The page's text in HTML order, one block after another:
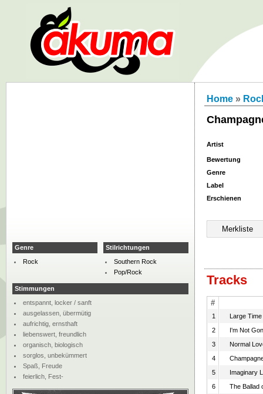
Home »
Artist
Bewertung
Genre
Label
Erschienen
Tracks
#
1
Large Time
2
I'm Not
3
Normal
4
5
Imaginary
6
The Ballad
Genre
Rock
Stilrichtungen
Southern Rock
Pop/Rock
Stimmungen
entspannt, locker / sanft
ausgelassen, übermütig
aufrichtig, ernsthaft
liebenswert, freundlich
organisch, biologisch
sorglos, unbekümmert
Spaß, Freude
feierlich, Fest-